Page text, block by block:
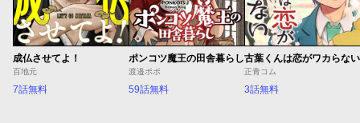
成仏させてよ！
百地元
7話無料
ポンコツ魔王の田舎暮らし
渡邉ポポ
59話無料
古葉くんは恋がワカらない
正青コム
3話無料